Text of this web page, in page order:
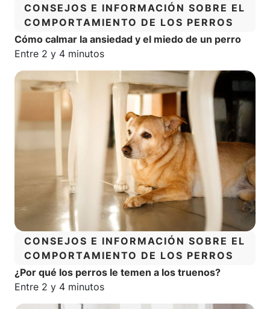
CATEGORÍA:
CONSEJOS E INFORMACIÓN SOBRE EL
COMPORTAMIENTO DE LOS PERROS
Cómo calmar la ansiedad y el miedo de un perro
Tiempo estimado de lectura:
Entre 2 y 4 minutos
CATEGORÍA:
CONSEJOS E INFORMACIÓN SOBRE EL
COMPORTAMIENTO DE LOS PERROS
¿Por qué los perros le temen a los truenos?
Tiempo estimado de lectura:
Entre 2 y 4 minutos